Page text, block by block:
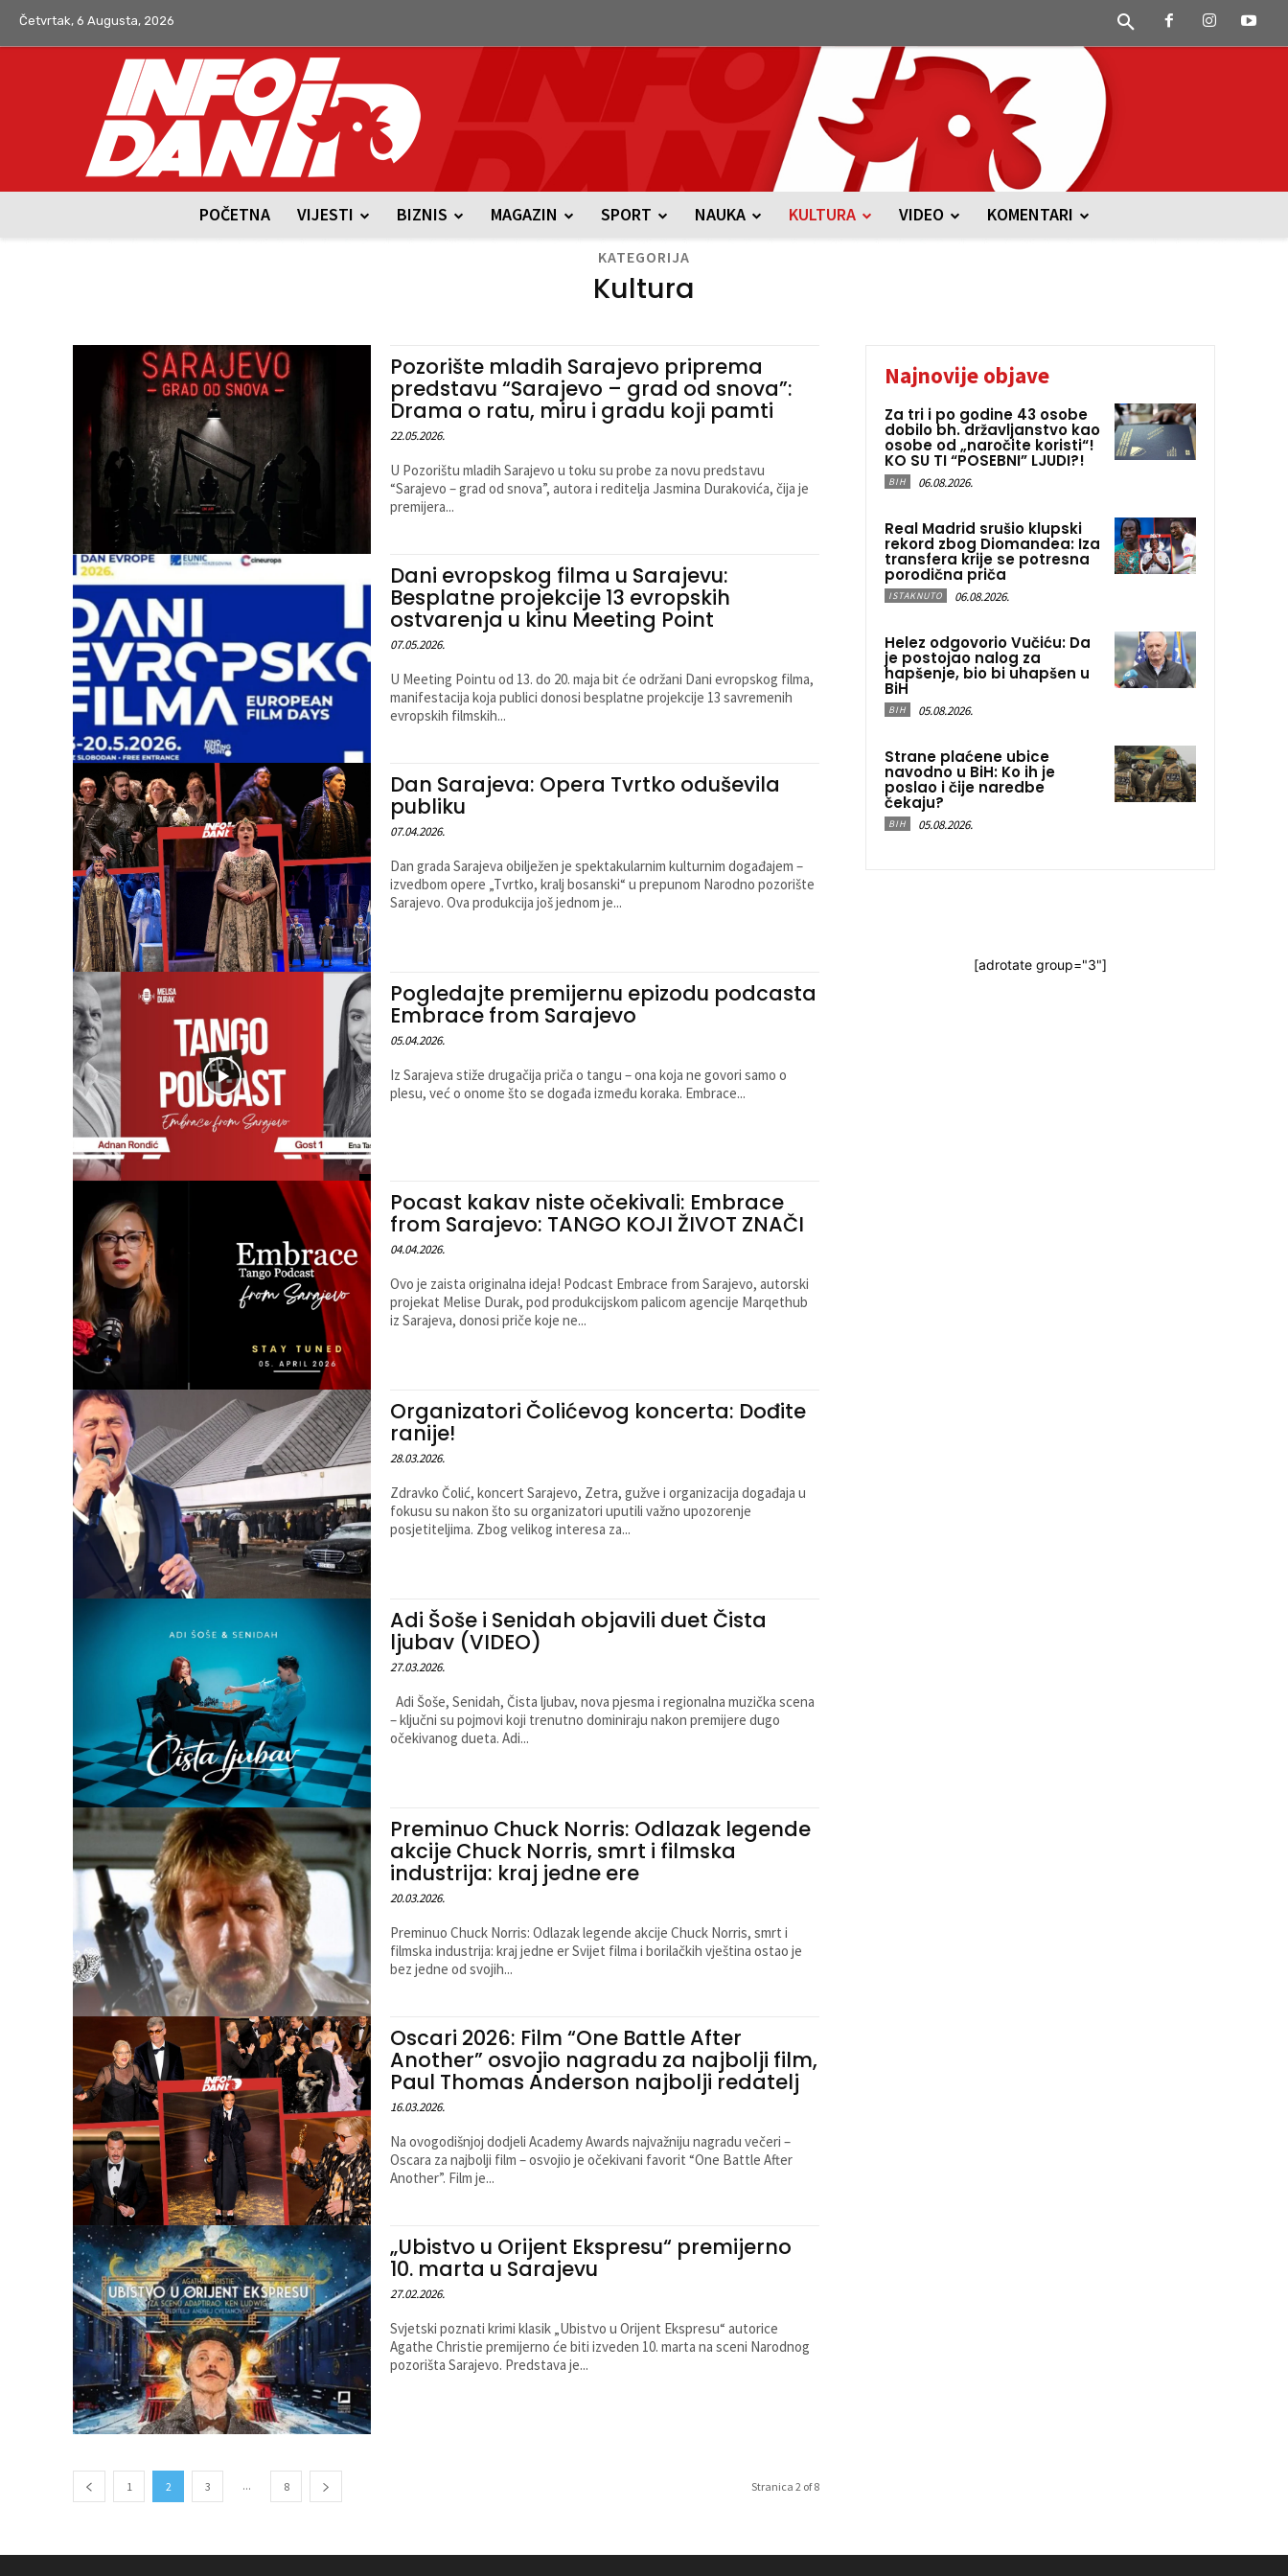
Četvrtak, 6 Augusta, 2026
POČETNA VIJESTI BIZNIS MAGAZIN SPORT NAUKA KULTURA VIDEO KOMENTARI
KATEGORIJA
Kultura
Pozorište mladih Sarajevo priprema
predstavu “Sarajevo – grad od snova”:
Drama o ratu, miru i gradu koji pamti
22.05.2026.
U Pozorištu mladih Sarajevo u toku su probe za novu predstavu
“Sarajevo – grad od snova”, autora i reditelja Jasmina Durakovića, čija je
premijera...
Dani evropskog filma u Sarajevu:
Besplatne projekcije 13 evropskih
ostvarenja u kinu Meeting Point
07.05.2026.
U Meeting Pointu od 13. do 20. maja bit će održani Dani evropskog filma,
manifestacija koja publici donosi besplatne projekcije 13 savremenih
evropskih filmskih...
Dan Sarajeva: Opera Tvrtko oduševila
publiku
07.04.2026.
Dan grada Sarajeva obilježen je spektakularnim kulturnim događajem –
izvedbom opere „Tvrtko, kralj bosanski“ u prepunom Narodno pozorište
Sarajevo. Ova produkcija još jednom je...
Pogledajte premijernu epizodu podcasta
Embrace from Sarajevo
05.04.2026.
Iz Sarajeva stiže drugačija priča o tangu – ona koja ne govori samo o
plesu, već o onome što se događa između koraka. Embrace...
Pocast kakav niste očekivali: Embrace
from Sarajevo: TANGO KOJI ŽIVOT ZNAČI
04.04.2026.
Ovo je zaista originalna ideja! Podcast Embrace from Sarajevo, autorski
projekat Melise Durak, pod produkcijskom palicom agencije Marqethub
iz Sarajeva, donosi priče koje ne...
Organizatori Čolićevog koncerta: Dođite
ranije!
28.03.2026.
Zdravko Čolić, koncert Sarajevo, Zetra, gužve i organizacija događaja u
fokusu su nakon što su organizatori uputili važno upozorenje
posjetiteljima. Zbog velikog interesa za...
Adi Šoše i Senidah objavili duet Čista
ljubav (VIDEO)
27.03.2026.
Adi Šoše, Senidah, Čista ljubav, nova pjesma i regionalna muzička scena
– ključni su pojmovi koji trenutno dominiraju nakon premijere dugo
očekivanog dueta. Adi...
Preminuo Chuck Norris: Odlazak legende
akcije Chuck Norris, smrt i filmska
industrija: kraj jedne ere
20.03.2026.
Preminuo Chuck Norris: Odlazak legende akcije Chuck Norris, smrt i
filmska industrija: kraj jedne er Svijet filma i borilačkih vještina ostao je
bez jedne od svojih...
Oscari 2026: Film “One Battle After
Another” osvojio nagradu za najbolji film,
Paul Thomas Anderson najbolji redatelj
16.03.2026.
Na ovogodišnjoj dodjeli Academy Awards najvažniju nagradu večeri –
Oscara za najbolji film – osvojio je očekivani favorit “One Battle After
Another”. Film je...
„Ubistvo u Orijent Ekspresu“ premijerno
10. marta u Sarajevu
27.02.2026.
Svjetski poznati krimi klasik „Ubistvo u Orijent Ekspresu“ autorice
Agathe Christie premijerno će biti izveden 10. marta na sceni Narodnog
pozorišta Sarajevo. Predstava je...
1 2 3 ... 8 Stranica 2 of 8
Najnovije objave
Za tri i po godine 43 osobe
dobilo bh. državljanstvo kao
osobe od „naročite koristi“!
KO SU TI “POSEBNI” LJUDI?!
BIH 06.08.2026.
Real Madrid srušio klupski
rekord zbog Diomandea: Iza
transfera krije se potresna
porodična priča
ISTAKNUTO 06.08.2026.
Helez odgovorio Vučiću: Da
je postojao nalog za
hapšenje, bio bi uhapšen u
BiH
BIH 05.08.2026.
Strane plaćene ubice
navodno u BiH: Ko ih je
poslao i čije naredbe
čekaju?
BIH 05.08.2026.
[adrotate group="3"]